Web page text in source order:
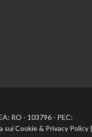
RO - 103796 - PEC:
sui Cookie& Privacy Policy|